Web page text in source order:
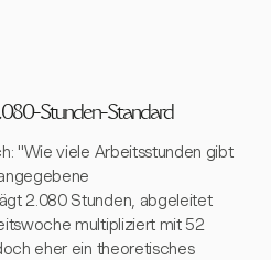
Stunden-Standard
"Wie viele Arbeitsstunden gibt
2.080 Stunden, abgeleitet
multipliziert mit 52
eher ein theoretisches